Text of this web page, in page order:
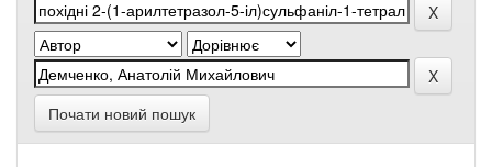
Почати новий пошук